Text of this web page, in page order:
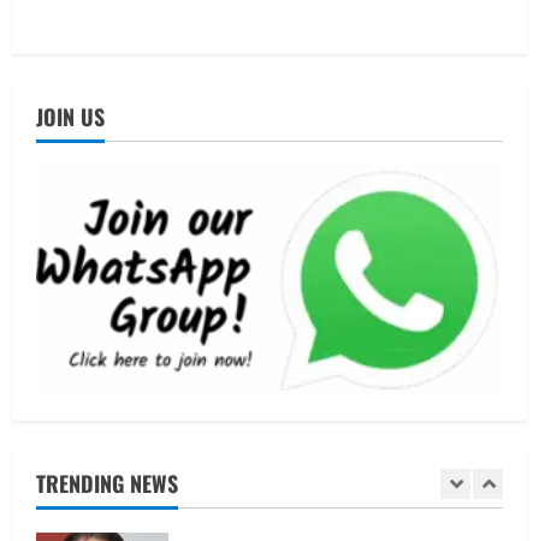
JOIN US
TRENDING NEWS
5
STATES NEWS
महाराज की राजस्थान के मुख्यमंत्री से
शिष्टाचार भेंट पर्यटन और सांस्कृतिक
गतिविधियों के विस्तार पर हुई चर्चा
August 4, 2026
1
UTTARAKHAND NEWS
जिलाधिकारी/जिला निर्वाचन अधिकारी ने